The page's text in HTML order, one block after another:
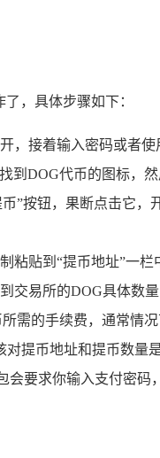
，具体步骤如下：
，接着输入密码或者
到DOG代币的图标，
”按钮，果断点击它，
粘贴到“提币地址”一栏
交易所的DOG具体数
需的手续费，通常情
提币地址和提币数量
会要求你输入支付密